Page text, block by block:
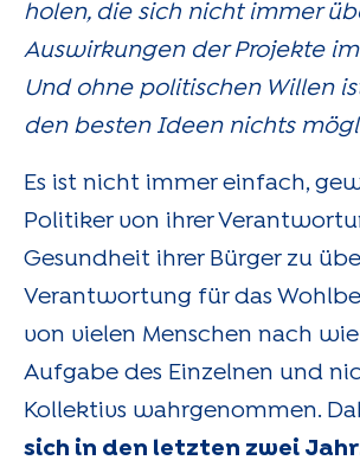
holen, die sich nicht immer
Auswirkungen der Projekte im
Und ohne politischen Willen
den besten Ideen nichts
Es ist nicht immer einfach,
Politiker von ihrer
Gesundheit ihrer Bürger zu
Verantwortung für das
von vielen Menschen nach wie
Aufgabe des Einzelnen und
Kollektivs wahrgenommen.
sich in den letzten zwei